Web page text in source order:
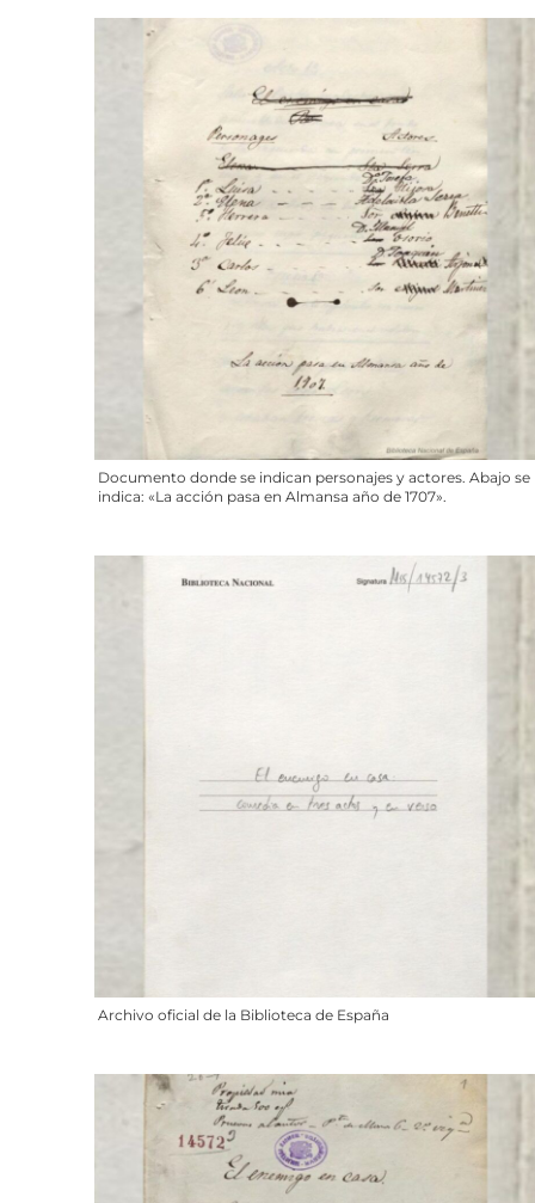
Documento donde se indican personajes y actores. Abajo se
indica: «La acción pasa en Almansa año de 1707».
Archivo oficial de la Biblioteca de España